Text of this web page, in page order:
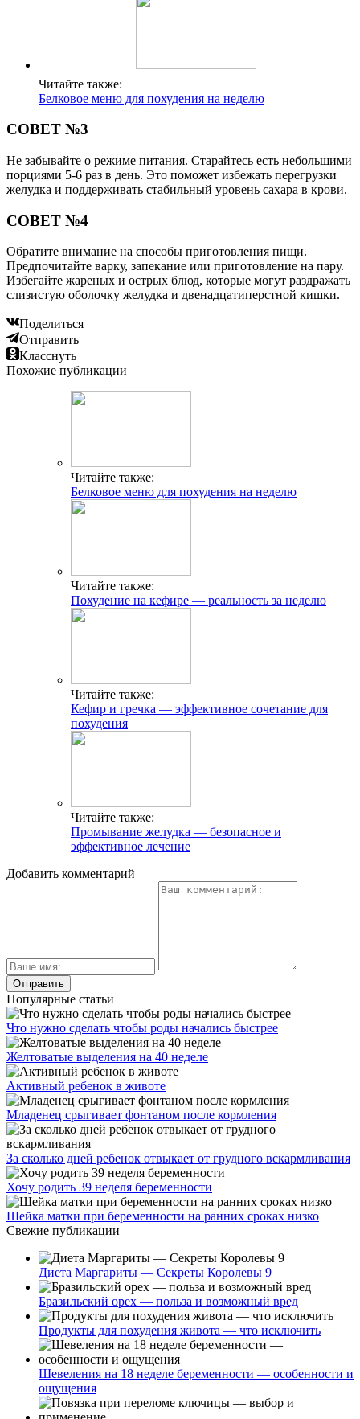
Читайте также:
Белковое меню для похудения на неделю
СОВЕТ №3
Не забывайте о режиме питания. Старайтесь есть небольшими
порциями 5-6 раз в день. Это поможет избежать перегрузки
желудка и поддерживать стабильный уровень сахара в крови.
СОВЕТ №4
Обратите внимание на способы приготовления пищи.
Предпочитайте варку, запекание или приготовление на пару.
Избегайте жареных и острых блюд, которые могут раздражать
слизистую оболочку желудка и двенадцатиперстной кишки.
Поделиться
Отправить
Класснуть
Похожие публикации
Читайте также:
Белковое меню для похудения на неделю
Читайте также:
Похудение на кефире — реальность за неделю
Читайте также:
Кефир и гречка — эффективное сочетание для
похудения
Читайте также:
Промывание желудка — безопасное и
эффективное лечение
Добавить комментарий
Популярные статьи
Что нужно сделать чтобы роды начались быстрее
Желтоватые выделения на 40 неделе
Активный ребенок в животе
Младенец срыгивает фонтаном после кормления
За сколько дней ребенок отвыкает от грудного вскармливания
Хочу родить 39 неделя беременности
Шейка матки при беременности на ранних сроках низко
Свежие публикации
Диета Маргариты — Секреты Королевы 9
Бразильский орех — польза и возможный вред
Продукты для похудения живота — что исключить
Шевеления на 18 неделе беременности — особенности и
ощущения